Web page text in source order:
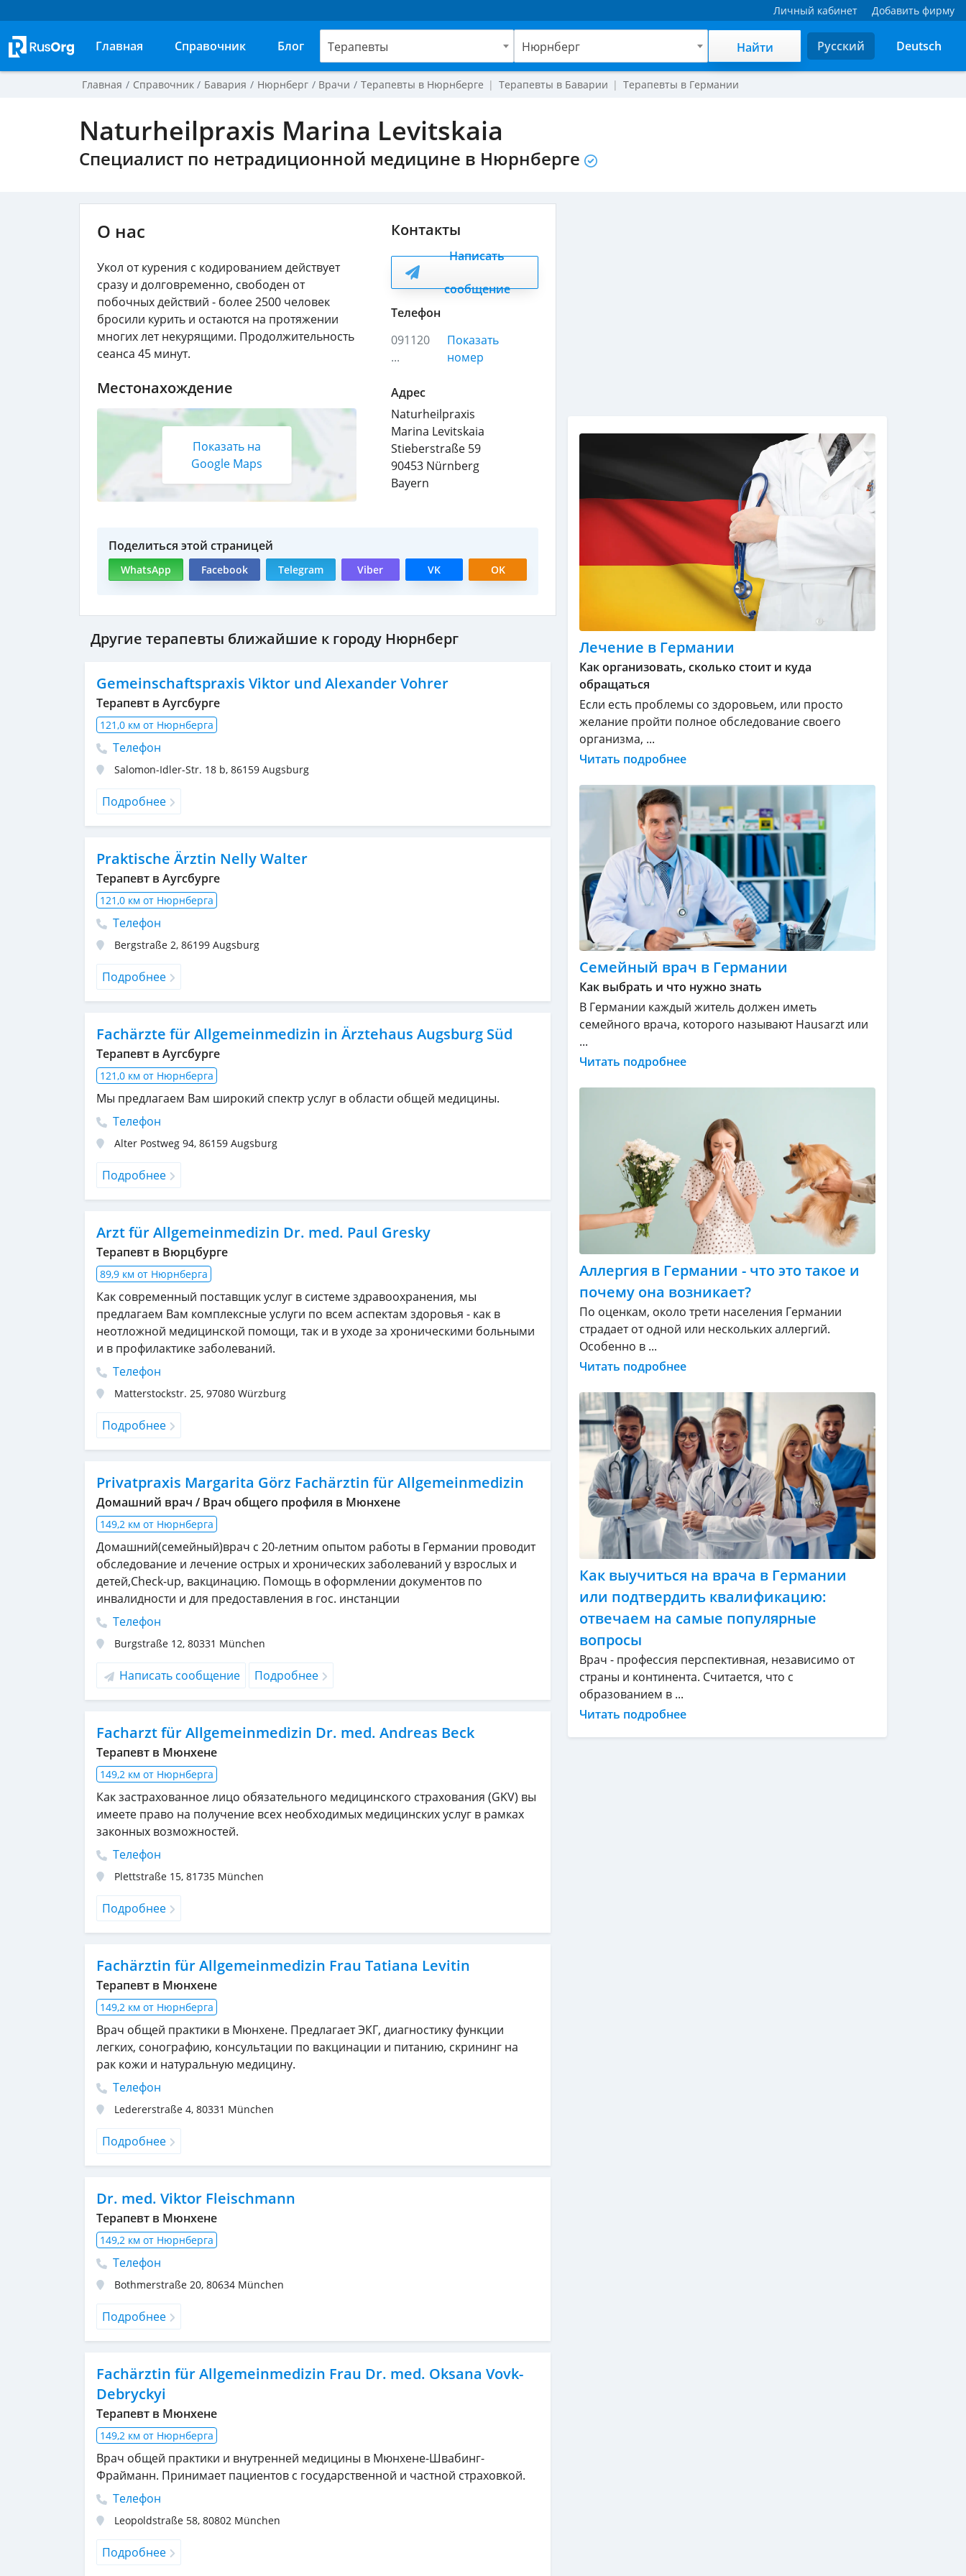
Личный кабинет Добавить фирму
Главная Справочник Блог Терапевты Нюрнберг Найти Русский Deutsch
Главная Справочник Бавария Нюрнберг Врачи Терапевты в Нюрнберге Терапевты в Баварии Терапевты в Германии
Naturheilpraxis Marina Levitskaia
Специалист по нетрадиционной медицине в Нюрнберге
О нас
Укол от курения с кодированием действует
сразу и долговременно, свободен от
побочных действий - более 2500 человек
бросили курить и остаются на протяжении
многих лет некурящими. Продолжительность
сеанса 45 минут.
Местонахождение
Показать на
Google Maps
Контакты
Написать
сообщение
Телефон
091120
...
Показать
номер
Адрес
Naturheilpraxis
Marina Levitskaia
Stieberstraße 59
90453 Nürnberg
Bayern
Поделиться этой страницей
WhatsApp Facebook Telegram Viber VK OK
Другие терапевты ближайшие к городу Нюрнберг
Gemeinschaftspraxis Viktor und Alexander Vohrer
Терапевт в Аугсбурге
121,0 км от Нюрнберга
Телефон
Salomon-Idler-Str. 18 b, 86159 Augsburg
Подробнее
Praktische Ärztin Nelly Walter
Терапевт в Аугсбурге
121,0 км от Нюрнберга
Телефон
Bergstraße 2, 86199 Augsburg
Подробнее
Fachärzte für Allgemeinmedizin in Ärztehaus Augsburg Süd
Терапевт в Аугсбурге
121,0 км от Нюрнберга
Мы предлагаем Вам широкий спектр услуг в области общей медицины.
Телефон
Alter Postweg 94, 86159 Augsburg
Подробнее
Arzt für Allgemeinmedizin Dr. med. Paul Gresky
Терапевт в Вюрцбурге
89,9 км от Нюрнберга
Как современный поставщик услуг в системе здравоохранения, мы
предлагаем Вам комплексные услуги по всем аспектам здоровья - как в
неотложной медицинской помощи, так и в уходе за хроническими больными
и в профилактике заболеваний.
Телефон
Matterstockstr. 25, 97080 Würzburg
Подробнее
Privatpraxis Margarita Görz Fachärztin für Allgemeinmedizin
Домашний врач / Врач общего профиля в Мюнхене
149,2 км от Нюрнберга
Домашний(семейный)врач с 20-летним опытом работы в Германии проводит
обследование и лечение острых и хронических заболеваний у взрослых и
детей,Check-up, вакцинацию. Помощь в оформлении документов по
инвалидности и для предоставления в гос. инстанции
Телефон
Burgstraße 12, 80331 München
Написать сообщение Подробнее
Facharzt für Allgemeinmedizin Dr. med. Andreas Beck
Терапевт в Мюнхене
149,2 км от Нюрнберга
Как застрахованное лицо обязательного медицинского страхования (GKV) вы
имеете право на получение всех необходимых медицинских услуг в рамках
законных возможностей.
Телефон
Plettstraße 15, 81735 München
Подробнее
Fachärztin für Allgemeinmedizin Frau Tatiana Levitin
Терапевт в Мюнхене
149,2 км от Нюрнберга
Врач общей практики в Мюнхене. Предлагает ЭКГ, диагностику функции
легких, сонографию, консультации по вакцинации и питанию, скрининг на
рак кожи и натуральную медицину.
Телефон
Ledererstraße 4, 80331 München
Подробнее
Dr. med. Viktor Fleischmann
Терапевт в Мюнхене
149,2 км от Нюрнберга
Телефон
Bothmerstraße 20, 80634 München
Подробнее
Fachärztin für Allgemeinmedizin Frau Dr. med. Oksana Vovk-
Debryckyi
Терапевт в Мюнхене
149,2 км от Нюрнберга
Врач общей практики и внутренней медицины в Мюнхене-Швабинг-
Фрайманн. Принимает пациентов с государственной и частной страховкой.
Телефон
Leopoldstraße 58, 80802 München
Подробнее
Лечение в Германии
Как организовать, сколько стоит и куда
обращаться
Если есть проблемы со здоровьем, или просто
желание пройти полное обследование своего
организма, ...
Читать подробнее
Семейный врач в Германии
Как выбрать и что нужно знать
В Германии каждый житель должен иметь
семейного врача, которого называют Hausarzt или
...
Читать подробнее
Аллергия в Германии - что это такое и
почему она возникает?
По оценкам, около трети населения Германии
страдает от одной или нескольких аллергий.
Особенно в ...
Читать подробнее
Как выучиться на врача в Германии
или подтвердить квалификацию:
отвечаем на самые популярные
вопросы
Врач - профессия перспективная, независимо от
страны и континента. Считается, что с
образованием в ...
Читать подробнее